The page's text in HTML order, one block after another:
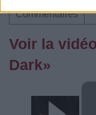
Commentaires
Voir la
Dark»